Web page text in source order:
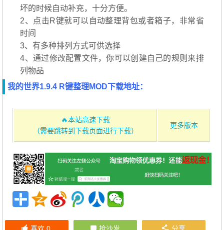
坏的时候自动补充，十分方便。
2、点击R键就可以自动整理背包或者箱子，非常省
时间
3、有多种排列方式可供选择
4、通过修改配置文件，你可以创建自己的规则来排
列物品
我的世界1.9.4 R键整理MOD下载地址：
🔥本站高速下载
（需要跳转到下载页面进行下载）
更多版本